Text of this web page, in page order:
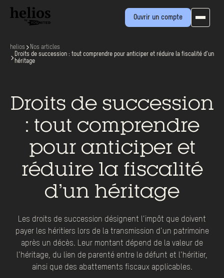
Ouvrir un compte
helios
Nos articles
Droits de succession : tout comprendre pour anticiper et réduire la fiscalité d’un
héritage
Droits de succession
: tout comprendre
pour anticiper et
réduire la fiscalité
d’un héritage
Les droits de succession désignent l’impôt que doivent
payer les héritiers lors de la transmission d’un patrimoine
après un décès. Leur montant dépend de la valeur de
l’héritage, du lien de parenté entre le défunt et l’héritier,
ainsi que des abattements fiscaux applicables.